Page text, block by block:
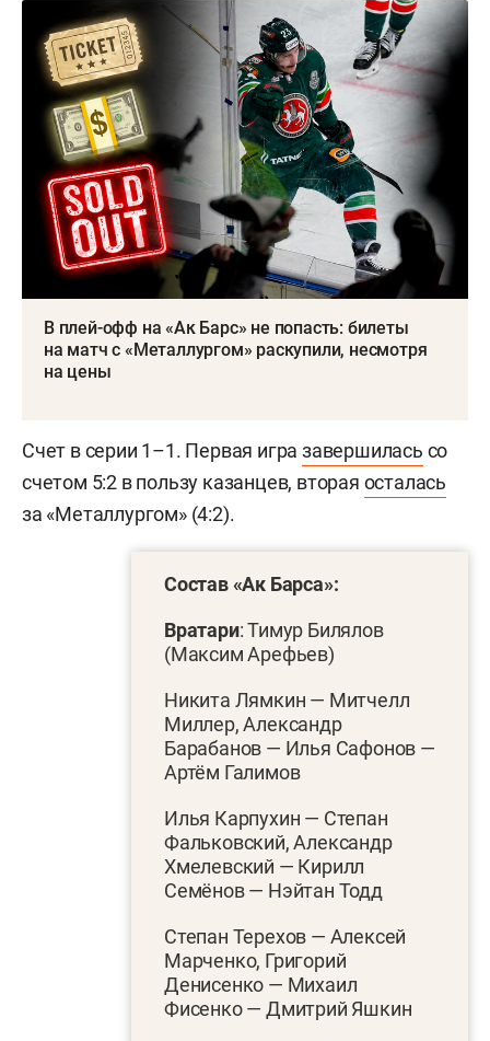
В плей-офф на «Ак Барс» не попасть: билеты
на матч с «Металлургом» раскупили, несмотря
на цены
Счет в серии 1–1. Первая игразавершилась со
счетом 5:2 в пользу казанцев, вторая осталась
за «Металлургом» (4:2).
Состав «Ак Барса»:
Вратари: Тимур Билялов
(Максим Арефьев)
Никита Лямкин — Митчелл
Миллер, Александр
Барабанов — Илья Сафонов —
Артём Галимов
Илья Карпухин — Степан
Фальковский, Александр
Хмелевский — Кирилл
Семёнов — Нэйтан Тодд
Степан Терехов — Алексей
Марченко, Григорий
Денисенко — Михаил
Фисенко — Дмитрий Яшкин